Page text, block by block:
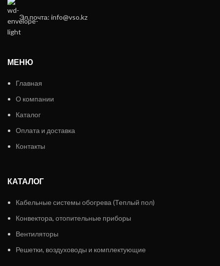
Эл.почта: info@vso.kz
МЕНЮ
Главная
О компании
Каталог
Оплата и доставка
Контакты
КАТАЛОГ
Кабельные системы обогрева (Теплый пол)
Конвектора, отопительные приборы
Вентиляторы
Решетки, воздуховоды и комплектующие